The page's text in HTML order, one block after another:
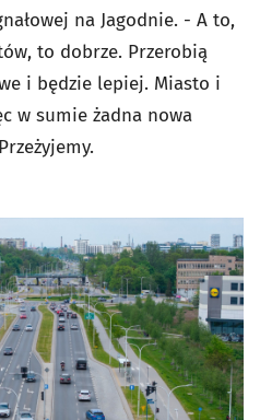
na Jagodnie. - A to,
to dobrze. Przerobią
i będzie lepiej. Miasto i
w sumie żadna nowa